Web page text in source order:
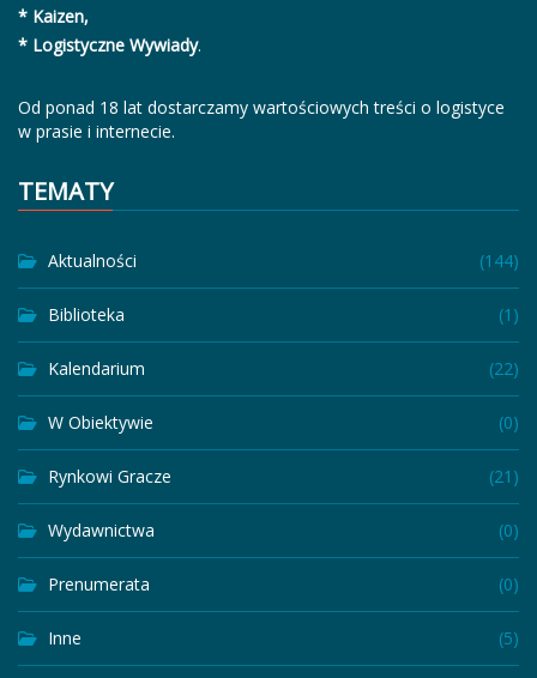
* Kaizen,
* Logistyczne Wywiady.
Od ponad 18 lat dostarczamy wartościowych treści o logistyce
w prasie i internecie.
TEMATY
Aktualności (144)
Biblioteka (1)
Kalendarium (22)
W Obiektywie (0)
Rynkowi Gracze (21)
Wydawnictwa (0)
Prenumerata (0)
Inne (5)